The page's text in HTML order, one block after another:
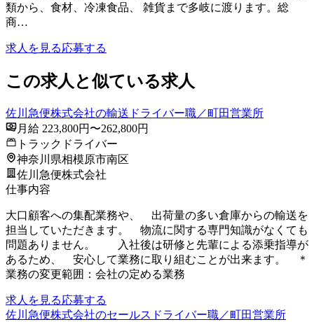
類から、⾷材、冷凍⾷品、 雑貨まで多岐に渡ります。総
商…
求人を見る応募する
この求人と似ている求人
佐川急便株式会社の輸送ドライバー職／町田営業所
月給 223,800円〜262,800円
トラックドライバー
神奈川県相模原市南区
佐川急便株式会社
仕事内容
大口顧客への集配業務や、 出荷量の多い倉庫からの輸送を
担当していただきます。 物流に関する専門知識がなくても
問題ありません。 入社後は研修と先輩による添乗指導が
あるため、 安心して業務に取り組むことが出来ます。 ＊
業務の変更範囲：会社の定める業務
求人を見る応募する
佐川急便株式会社のセールスドライバー職／町田営業所